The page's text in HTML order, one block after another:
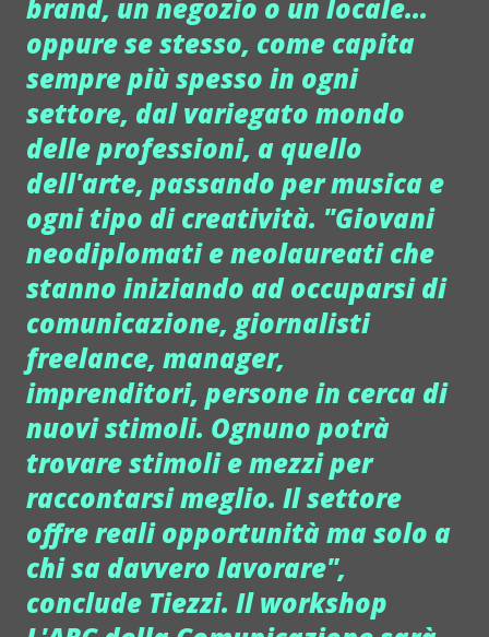
brand, un negozio o un locale...
oppure se stesso, come capita
sempre più spesso in ogni
settore, dal variegato mondo
delle professioni, a quello
dell'arte, passando per musica e
ogni tipo di creatività. "Giovani
neodiplomati e neolaureati che
stanno iniziando ad occuparsi di
comunicazione, giornalisti
freelance, manager,
imprenditori, persone in cerca di
nuovi stimoli. Ognuno potrà
trovare stimoli e mezzi per
raccontarsi meglio. Il settore
offre reali opportunità ma solo a
chi sa davvero lavorare",
conclude Tiezzi. Il workshop